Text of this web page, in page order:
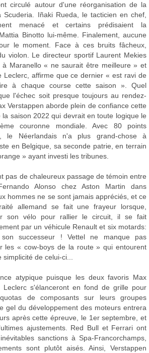
circulé autour d'une réorganisation de la
Iñaki Rueda, le tacticien en chef,
menacé et certains prédisaient la
Binotto lui-même. Finalement, aucune
le moment. Face à ces bruits fâcheux,
violon. Le directeur sportif Laurent Mekies
à Maranello « ne saurait être meilleure » et
Leclerc, affirme que ce dernier « est ravi de
à chaque course cette saison ». Quel
l'échec soit presque toujours au rendez-
Verstappen aborde plein de confiance cette
saison 2022 qui devrait en toute logique le
couronne mondiale. Avec 80 points
le Néerlandais n'a plus grand-chose à
en Belgique, sa seconde patrie, en terrain
» ayant investi les tribunes.
pas de chaleureux passage de témoin entre
Alonso chez Aston Martin dans
hommes ne se sont jamais appréciés, et ce
allemand se fait une frayeur lorsque,
son vélo pour rallier le circuit, il se fait
par un véhicule Renault et six motards:
successeur ! Vettel ne manque pas
les « cow-boys de la route » qui entourent
de celui-ci...
atypique puisque les deux favoris Max
Leclerc s'élanceront en fond de grille pour
de composants sur leurs groupes
gel du développement des moteurs entrera
après cette épreuve, le 1er septembre, et
ajustements. Red Bull et Ferrari ont
sanctions à Spa-Francorchamps,
sont plutôt aisés. Ainsi, Verstappen